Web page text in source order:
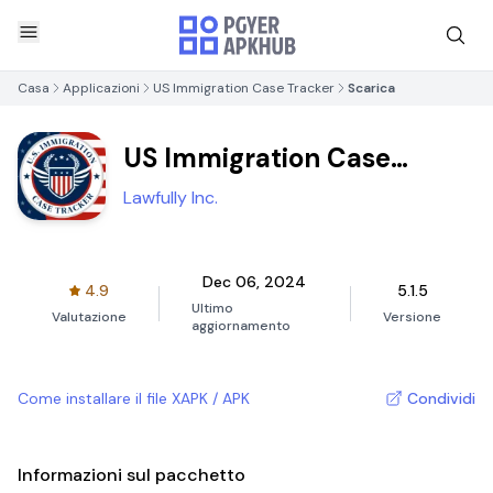
Casa Applicazioni US Immigration Case Tracker Scarica
US Immigration Case
Tracker
Lawfully Inc.
4.9
Valutazione
Dec 06, 2024
Ultimo
aggiornamento
5.1.5
Versione
Come installare il file XAPK / APK Condividi
Informazioni sul pacchetto